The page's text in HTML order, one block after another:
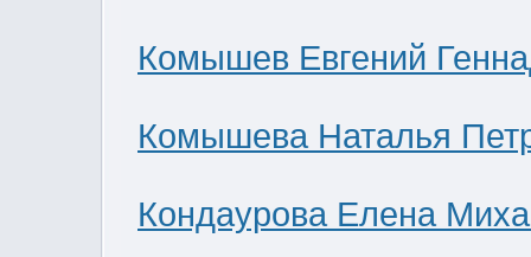
Комышев Евгений
Комышева Наталья
Кондаурова Елена